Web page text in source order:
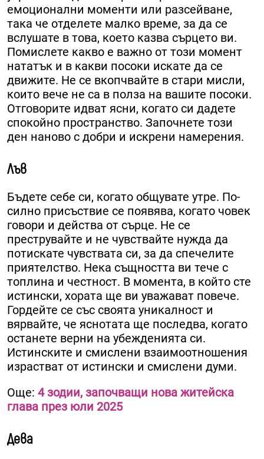
емоционални моменти или разсейване,
така че отделете малко време, за да се
вслушате в това, което казва сърцето ви.
Помислете какво е важно от този момент
нататък и в какви посоки искате да се
движите. Не се вкопчвайте в стари мисли,
които вече не са в полза на вашите посоки.
Отговорите идват ясни, когато си дадете
спокойно пространство. Започнете този
ден наново с добри и искрени намерения.
Лъв
Бъдете себе си, когато общувате утре. По-
силно присъствие се появява, когато човек
говори и действа от сърце. Не се
преструвайте и не чувствайте нужда да
потискате чувствата си, за да спечелите
приятелство. Нека същността ви тече с
топлина и честност. В момента, в който сте
истински, хората ще ви уважават повече.
Гордейте се със своята уникалност и
вярвайте, че яснотата ще последва, когато
останете верни на убежденията си.
Истинските и смислени взаимоотношения
израстват от истински и смислени думи.
Още: 4 зодии, започващи нова житейска
глава през юли 2025
Дева